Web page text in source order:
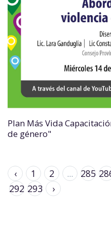
Plan Más Vida
de género"
‹ 1 2 ... 285
292 293 ›